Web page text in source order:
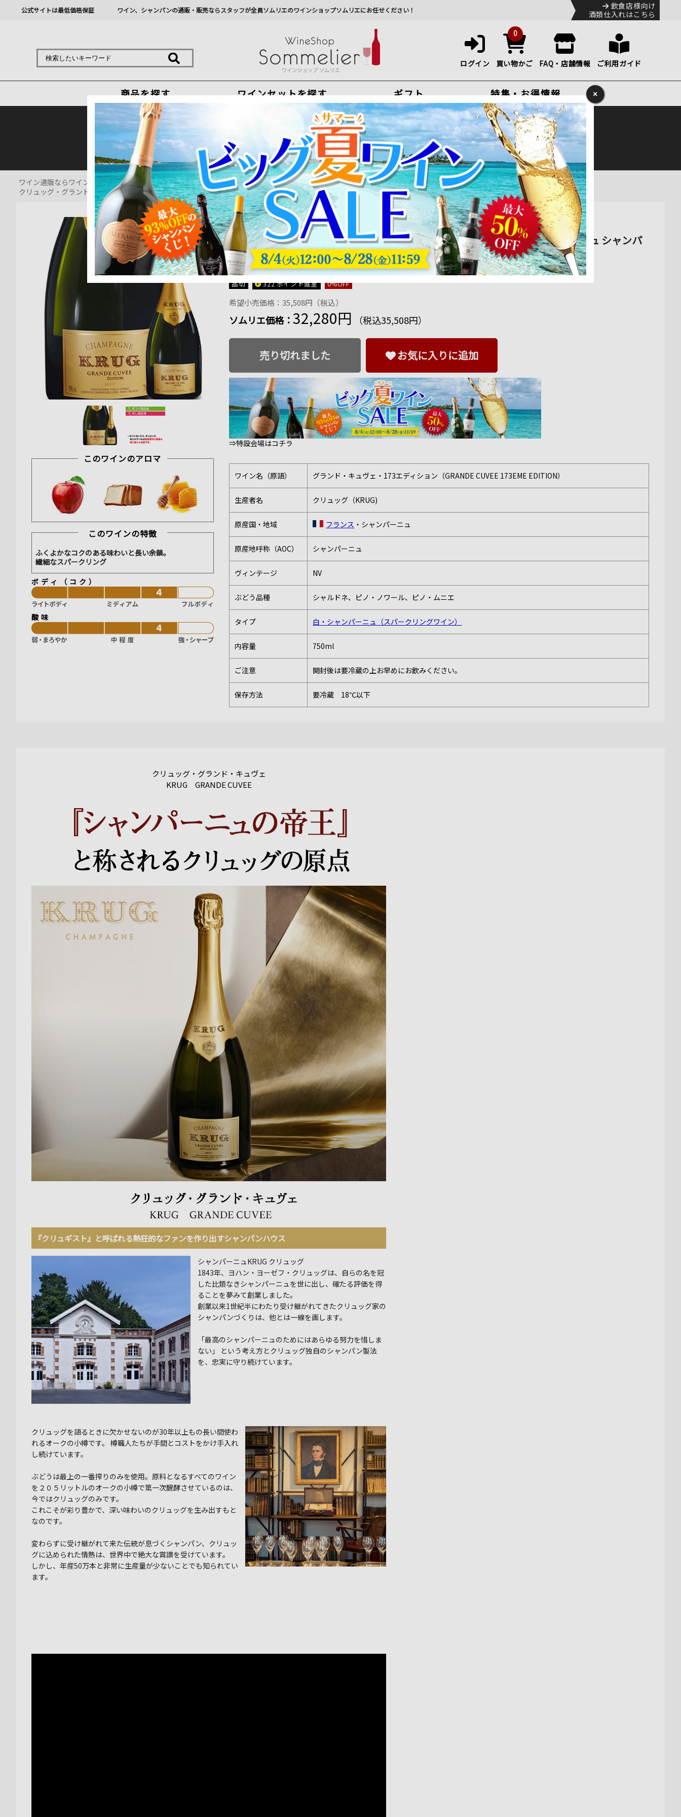
公式サイトは最低価格保証 ワイン、シャンパンの通販・販売ならスタッフが全員ソムリエのワインショップソムリエにお任せください！
飲食店様向け
酒類仕入れはこちら
ログイン
0
買い物かご FAQ・店舗情報 ご利用ガイド
商品を探す ワインセットを探す ギフト 特集・お得情報
今から注文で最短8月8日(土)出荷
最新の出荷スケジュールについてはこちらをクリック
熊本地震の影響により九州への配送に遅れが生じております。最新情報は佐川急便のHPをご確認下さい。
ワイン通販ならワインショップソムリエ > シャンパーニュ通販 >
クリュッグ・グランド・キュヴェ・173エディション クリュッグ NV フランス シャンパーニュ シャンパン・白 辛口 750ml（化粧箱なし）通販
このワインのアロマ
このワインの特徴
ふくよかなコクのある味わいと長い余韻。
繊細なスパークリング
ボディ（コク）
酸味
【お一人様1本限定】『シャンパーニュの帝王』と称されるクリュッグの原点
クリュッグ・グランド・キュヴェ・173エディション NV フランス シャンパーニュ シャンパ
ン・白 辛口 750ml（化粧箱なし）
商品番号：3258064128612 販売日：2026年 06月 03日 17:00
品切 322 ポイント進呈 0%OFF
希望小売価格：35,508円（税込）
ソムリエ価格：32,280円 （税込35,508円）
売り切れました お気に入りに追加
⇒特設会場はコチラ
ワイン名（原語） グランド・キュヴェ・173エディション（GRANDE CUVEE 173EME EDITION）
生産者名 クリュッグ（KRUG)
原産国・地域 フランス ・シャンパーニュ
原産地呼称（AOC） シャンパーニュ
ヴィンテージ NV
ぶどう品種 シャルドネ、ピノ・ノワール、ピノ・ムニエ
タイプ 白・シャンパーニュ（スパークリングワイン）
内容量 750ml
ご注意 開封後は要冷蔵の上お早めにお飲みください。
保存方法 要冷蔵 18℃以下
クリュッグ・グランド・キュヴェ
KRUG GRANDE CUVEE
『クリュギスト』と呼ばれる熱狂的なファンを作り出すシャンパンハウス
シャンパーニュKRUG クリュッグ
1843年、ヨハン・ヨーゼフ・クリュッグは、自らの名を冠
した比類なきシャンパーニュを世に出し、確たる評価を得
ることを夢みて創業しました。
創業以来1世紀半にわたり受け継がれてきたクリュッグ家の
シャンパンづくりは、他とは一線を画します。
「最高のシャンパーニュのためにはあらゆる努力を惜しま
ない」 という考え方とクリュッグ独自のシャンパン製法
を、忠実に守り続けています。
クリュッグを語るときに欠かせないのが30年以上もの長い間使わ
れるオークの小樽です。 樽職人たちが手間とコストをかけ手入れ
し続けています。
ぶどうは最上の一番搾りのみを使用。原料となるすべてのワイン
を２０５リットルのオークの小樽で第一次醗酵させているのは、
今ではクリュッグのみです。
これこそが彩り豊かで、深い味わいのクリュッグを生み出すもと
なのです。
変わらずに受け継がれて来た伝統が息づくシャンパン、クリュッ
グに込められた情熱は、世界中で絶大な賞讃を受けています。
しかし、年産50万本と非常に生産量が少ないことでも知られてい
ます。
×